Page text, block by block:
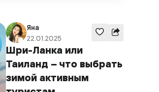
Яна
22.01.2025
Шри-Ланка или
Таиланд – что выбрать
зимой активным